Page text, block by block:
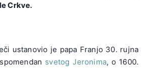
Crkve.
ustanovio je papa Franjo 30. rujna
svetog Jeronima, o 1600.